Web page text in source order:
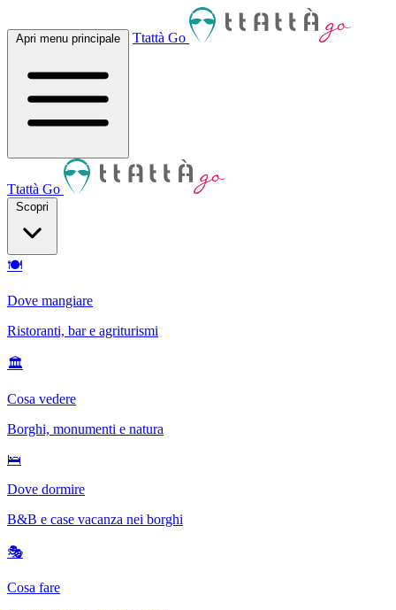
Apri menu principale Ttattà Go
Ttattà Go
Scopri
🍽
Dove mangiare
Ristoranti, bar e agriturismi
🏛
Cosa vedere
Borghi, monumenti e natura
🛌
Dove dormire
B&B e case vacanza nei borghi
🎭
Cosa fare